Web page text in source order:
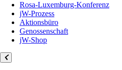
Rosa-Luxemburg-Konferenz
jW-Prozess
Aktionsbüro
Genossenschaft
jW-Shop